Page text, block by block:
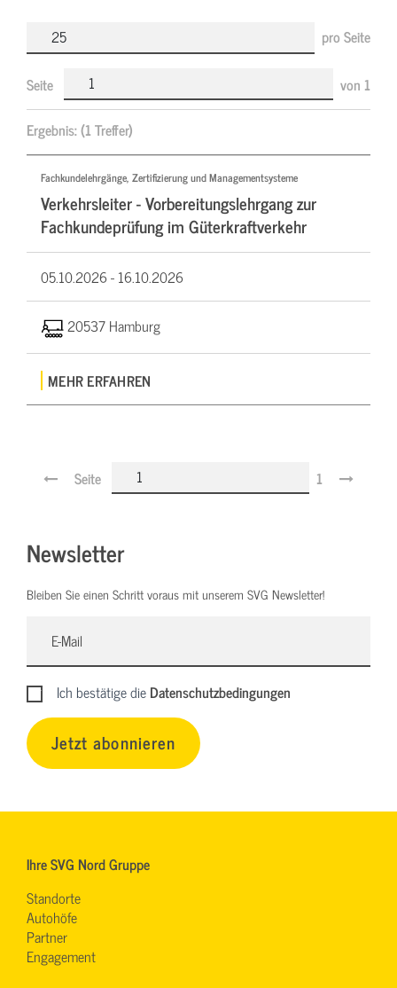
pro Seite
Seite von 1
Ergebnis:(1 Treffer)
Fachkundelehrgänge, Zertifizierung und Managementsysteme
Verkehrsleiter - Vorbereitungslehrgang zur
Fachkundeprüfung im Güterkraftverkehr
05.10.2026 -16.10.2026
20537 Hamburg
MEHR ERFAHREN
Seite 1
Newsletter
Bleiben Sie einen Schritt voraus mit unserem SVG Newsletter!
Ich bestätige dieDatenschutzbedingungen
Jetzt abonnieren
Ihre SVG Nord Gruppe
Standorte
Autohöfe
Partner
Engagement